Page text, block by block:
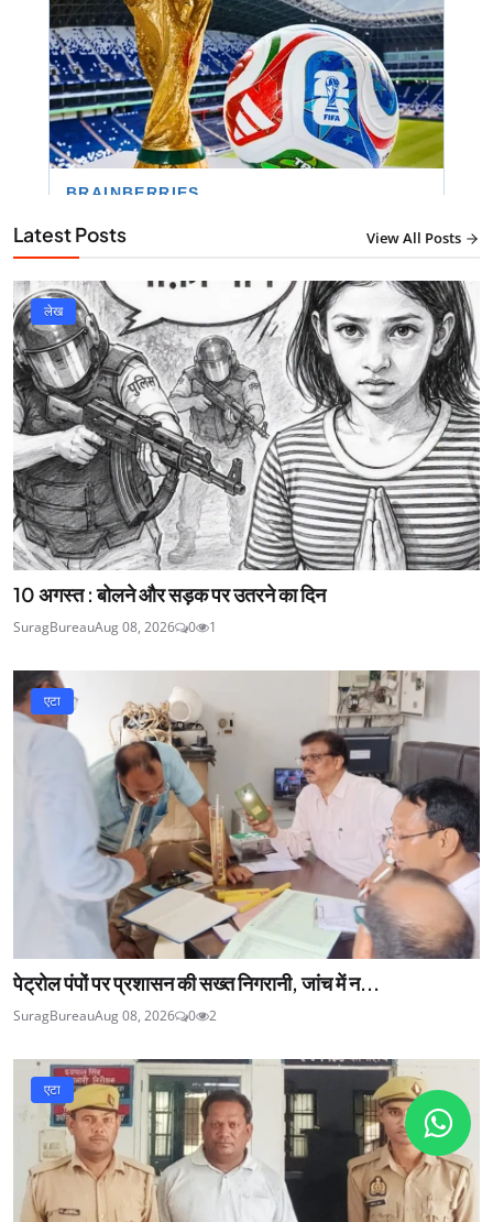
Latest Posts View All Posts
लेख
10 अगस्त : बोलने और सड़क पर उतरने का दिन
SuragBureauAug 08, 2026 0 1
एटा
पेट्रोल पंपों पर प्रशासन की सख्त निगरानी, जांच में न...
SuragBureauAug 08, 2026 0 2
एटा